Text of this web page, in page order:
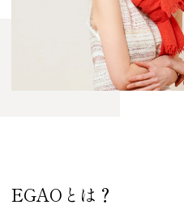
EGAOとは？